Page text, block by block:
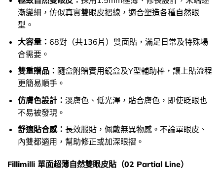
漸變細，仿似真實雙眼皮摺線，適合塑造各種自然眼
型。
大容量： 68對（共136片）雙面貼，滿足日常及特殊場
合需要。
雙重贈品： 隨盒附贈實用鏡盒及Y型輔助棒，讓上貼流程
更簡易順手。
仿膚色設計： 淡膚色、低光澤，貼合膚色，即使眨眼也
不易被發現。
舒適貼合感： 長效服貼，佩戴無異物感。不論單眼皮、
內雙都適用，幫助修正或加深眼摺。
Fillimilli 單面超薄自然雙眼皮貼（02 Partial Line）